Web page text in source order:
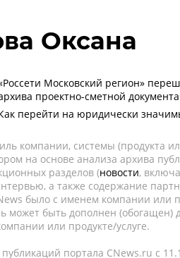
Оксана
Московский регион»
проектно-сметной
перейти на юридически
компании, системы (продукта
на основе анализа архива
разделов (новости,
а также содержание
было с именем компании или
может быть дополнен (обогащен)
или продукте/услуге.
портала CNews.ru c